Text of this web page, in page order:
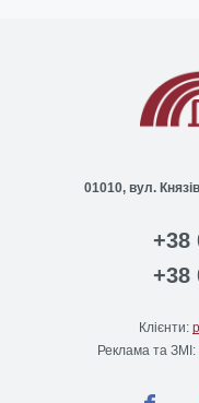
01010, вул.
+38
+38
Клієнти:
Реклама та ЗМІ: